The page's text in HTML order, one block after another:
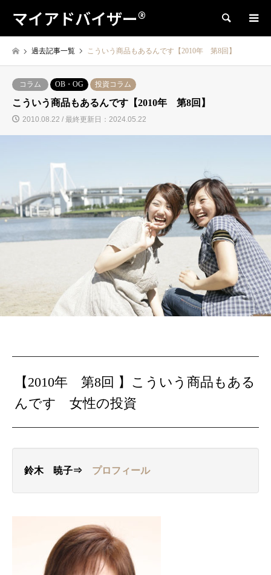
マイアドバイザー® 検索
過去記事一覧 こういう商品もあるんです【2010年 第8回】
コラム OB・OG 投資コラム
こういう商品もあるんです【2010年 第8回】
2010.08.22 / 最終更新日：2024.05.22
【2010年 第8回 】 こういう商品もある
んです 女性の投資
鈴木 暁子⇒ プロフィール